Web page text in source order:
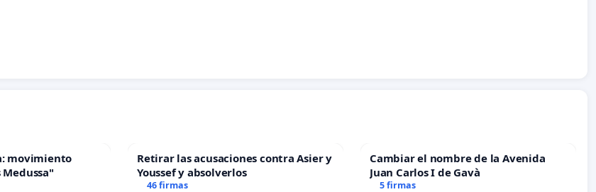
movimiento
Retirar las acusaciones contra Asier y
Youssef y absolverlos
46 firmas
Cambiar el nombre de la Avenida
Juan Carlos I de Gavà
5 firmas